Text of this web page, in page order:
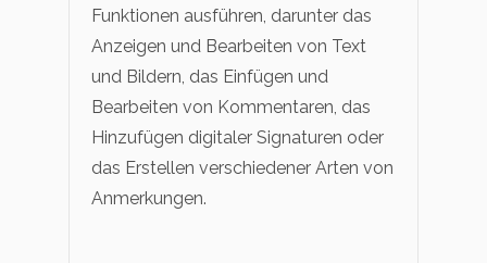
Funktionen ausführen, darunter das
Anzeigen und Bearbeiten von Text
und Bildern, das Einfügen und
Bearbeiten von Kommentaren, das
Hinzufügen digitaler Signaturen oder
das Erstellen verschiedener Arten von
Anmerkungen.